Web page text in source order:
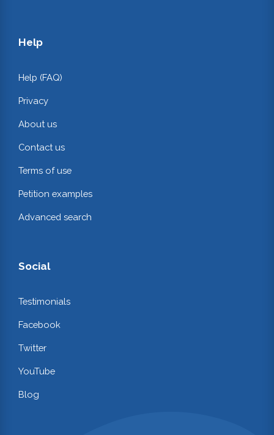
Help
Help (FAQ)
Privacy
About us
Contact us
Terms of use
Petition examples
Advanced search
Social
Testimonials
Facebook
Twitter
YouTube
Blog